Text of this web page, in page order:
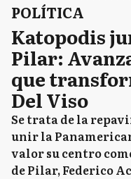
POLÍTICA
Katopodis
Pilar:
que
Del Viso
Se trata de la
unir la
valor su centro
de Pilar, Federico